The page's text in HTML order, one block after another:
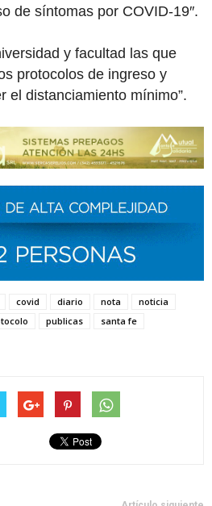
de síntomas por COVID-19″.
y facultad las que
protocolos de ingreso y
el distanciamiento mínimo”.
covid diario nota
noticia
publicas
santa fe